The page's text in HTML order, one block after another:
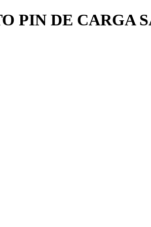
PIN DE CARGA